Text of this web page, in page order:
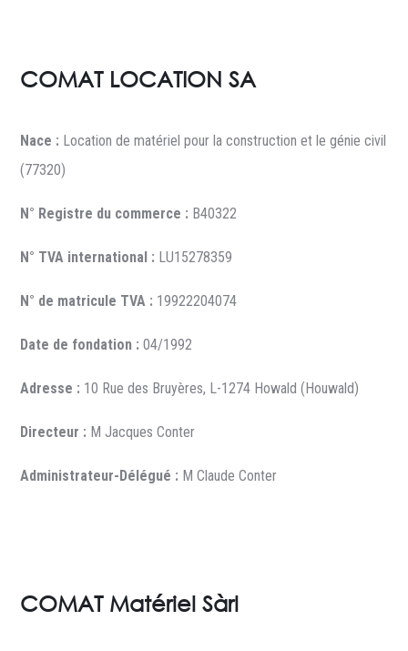
COMAT LOCATION SA
Nace : Location de matériel pour la construction et le génie civil
(77320)
N° Registre du commerce : B40322
N° TVA international : LU15278359
N° de matricule TVA : 19922204074
Date de fondation : 04/1992
Adresse : 10 Rue des Bruyères, L-1274 Howald (Houwald)
Directeur : M Jacques Conter
Administrateur-Délégué : M Claude Conter
COMAT Matériel Sàrl